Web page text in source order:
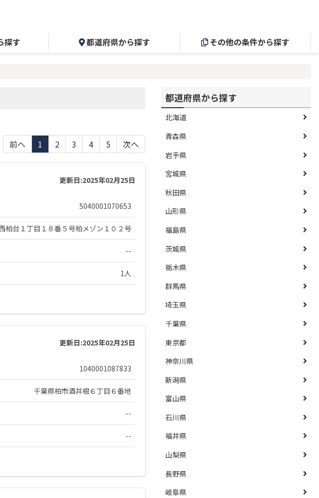
探す 都道府県から探す その他の条件から探す
前へ 1 2 3 4 5 次へ
更新日:2025年02月25日
5040001070653
柏台１丁目１８番５号柏メゾン１０２号
--
1人
更新日:2025年02月25日
1040001087833
千葉県柏市酒井根６丁目６番地
--
--
都道府県から探す
北海道
青森県
岩手県
宮城県
秋田県
山形県
福島県
茨城県
栃木県
群馬県
埼玉県
千葉県
東京都
神奈川県
新潟県
富山県
石川県
福井県
山梨県
長野県
岐阜県